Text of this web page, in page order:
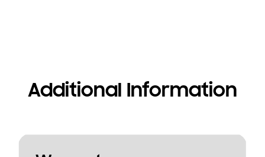
Additional Information